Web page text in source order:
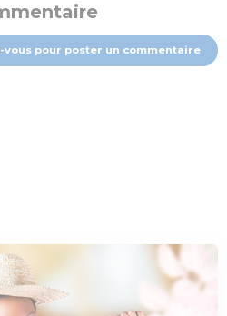
vous pour poster un commentaire